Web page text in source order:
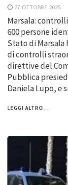
27 OTTOBRE 2025
Marsala:
600 persone
Stato di
di controlli
direttive del
Pubblica
Daniela Lupo, e
LEGGI ALTRO...